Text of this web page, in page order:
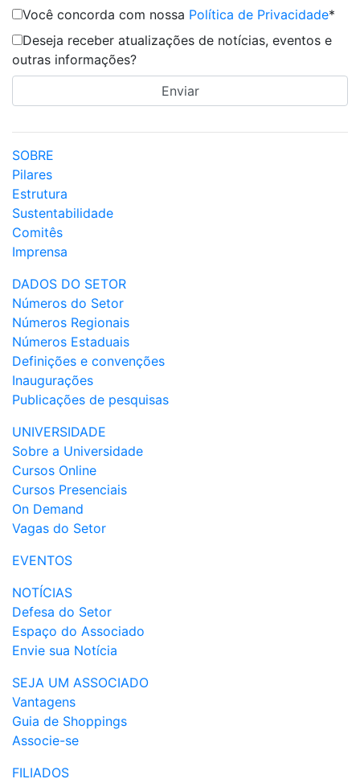
Você concorda com nossa Política de Privacidade*
Deseja receber atualizações de notícias, eventos e
outras informações?
SOBRE
Pilares
Estrutura
Sustentabilidade
Comitês
Imprensa
DADOS DO SETOR
Números do Setor
Números Regionais
Números Estaduais
Definições e convenções
Inaugurações
Publicações de pesquisas
UNIVERSIDADE
Sobre a Universidade
Cursos Online
Cursos Presenciais
On Demand
Vagas do Setor
EVENTOS
NOTÍCIAS
Defesa do Setor
Espaço do Associado
Envie sua Notícia
SEJA UM ASSOCIADO
Vantagens
Guia de Shoppings
Associe-se
FILIADOS